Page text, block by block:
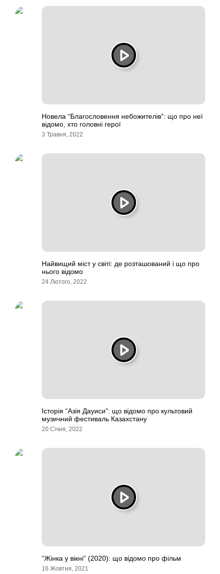
Новела “Благословення небожителів”: що про неї
відомо, хто головні герої
3 Травня, 2022
Найвищий міст у світі: де розташований і що про
нього відомо
24 Лютого, 2022
Історія “Азія Дауиси”: що відомо про культовий
музичний фестиваль Казахстану
20 Січня, 2022
“Жінка у вікні” (2020): що відомо про фільм
16 Жовтня, 2021